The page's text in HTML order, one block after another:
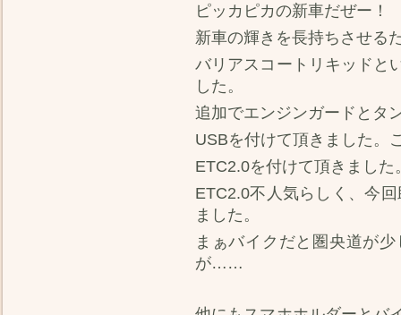
ピッカピカの新車だぜー！
新車の輝きを長持ちさせる
バリアスコートリキッドと
した。
追加でエンジンガードとタ
USBを付けて頂きました。
ETC2.0を付けて頂きました
ETC2.0不人気らしく、今
ました。
まぁバイクだと圏央道が
が……